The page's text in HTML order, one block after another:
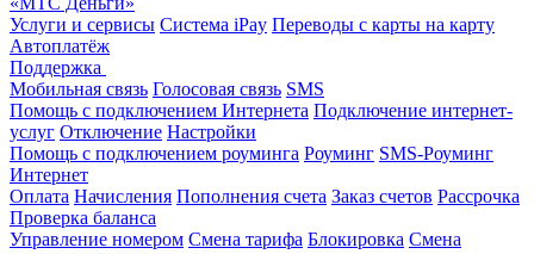
Услуги и сервисы Система iPay Переводы с карты на карту
Автоплатёж
Поддержка
Мобильная связь Голосовая связь SMS
Помощь с подключением Интернета Подключение интернет-
услуг Отключение Настройки
Помощь с подключением роуминга Роуминг SMS-Роуминг
Интернет
Оплата Начисления Пополнения счета Заказ счетов Рассрочка
Проверка баланса
Управление номером Смена тарифа Блокировка Смена